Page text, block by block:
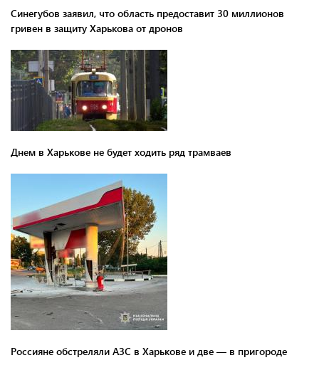
Синегубов заявил, что область предоставит 30 миллионов
гривен в защиту Харькова от дронов
Днем в Харькове не будет ходить ряд трамваев
Россияне обстреляли АЗС в Харькове и две — в пригороде